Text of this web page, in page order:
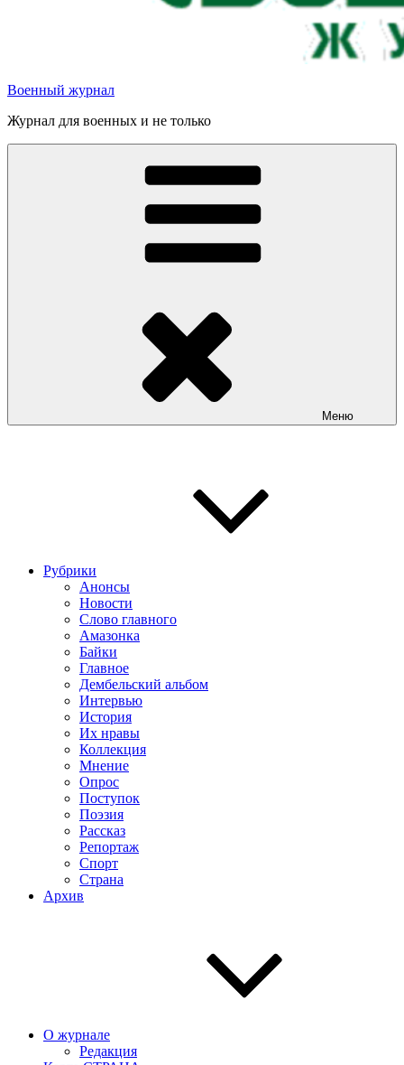
Военный журнал
Журнал для военных и не только
Меню
Рубрики
Анонсы
Новости
Слово главного
Амазонка
Байки
Главное
Дембельский альбом
Интервью
История
Их нравы
Коллекция
Мнение
Опрос
Поступок
Поэзия
Рассказ
Репортаж
Спорт
Страна
Архив
О журнале
Редакция